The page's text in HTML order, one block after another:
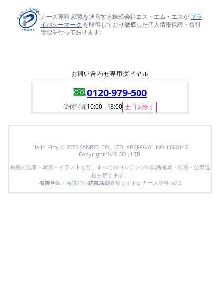
ナース専科 就職を運営する株式会社エス・エム・エスが プラ
イバシーマーク を取得しており徹底した個人情報保護・情報
管理を行っております。
お問い合わせ専用ダイヤル
0120-979-500
受付時間10:00 - 18:00 土日を除く
Hello Kitty © 2025 SANRIO CO., LTD. APPROVAL NO. L660147
Copyright SMS CO., LTD.
掲載の記事・写真・イラストなど、すべてのコンテンツの無断複写・転載・公衆送
信を禁じます。
看護学生 ・看護師の就職活動情報サイトはナース専科 就職